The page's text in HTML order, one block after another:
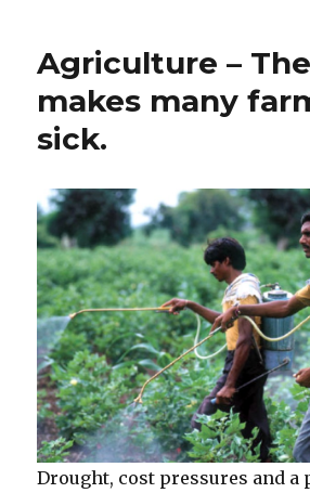
Agriculture –
makes many
sick.
Drought, cost pressures and a